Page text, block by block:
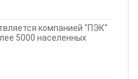
компанией "ПЭК"
5000 населенных